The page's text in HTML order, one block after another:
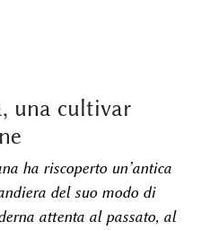
una cultivar
ha riscoperto un’antica
del suo modo di
attenta al passato, al